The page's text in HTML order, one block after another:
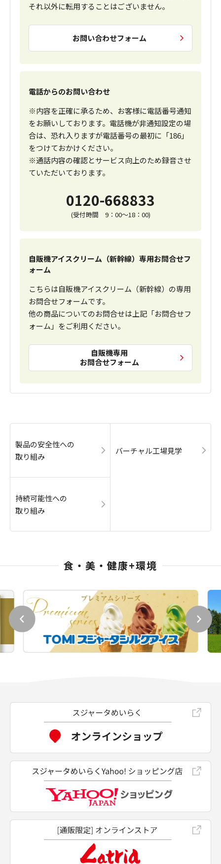
それ以外に転用することはございません。
お問い合わせフォーム
電話からのお問い合わせ
※内容を正確に承るため、お客様に電話番号通知
をお願いしております。電話機が非通知設定の場
合は、恐れ入りますが電話番号の最初に「186」
をつけておかけください。
※通話内容の確認とサービス向上のため録音させ
ていただいております。
0120-668833
(受付時間 9：00～18：00)
自販機アイスクリーム（新幹線）専用お問合せフ
ォーム
こちらは自販機アイスクリーム（新幹線）の専用
お問合せフォームです。
他の商品についてのお問合せは上記「お問合せフ
ォーム」をご利用ください。
自販機専用
お問合せフォーム
製品の安全性への
取り組み
バーチャル工場見学
持続可能性への
取り組み
食・美・健康+環境